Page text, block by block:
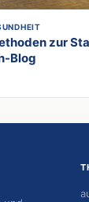
zur
Blog